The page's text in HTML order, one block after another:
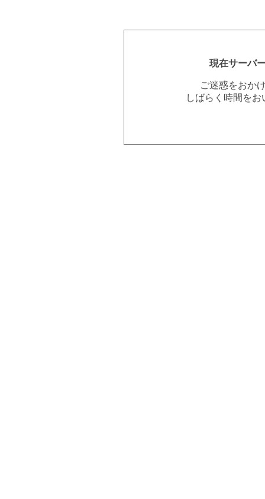
現在サーバ
ご迷惑をおか
しばらく時間を